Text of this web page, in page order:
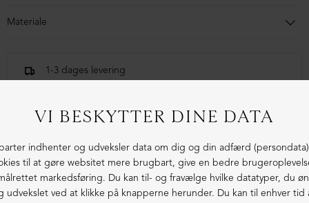
Materiale
1-3 dages levering
Ekstraordinær kvalitet - produceret i Europa